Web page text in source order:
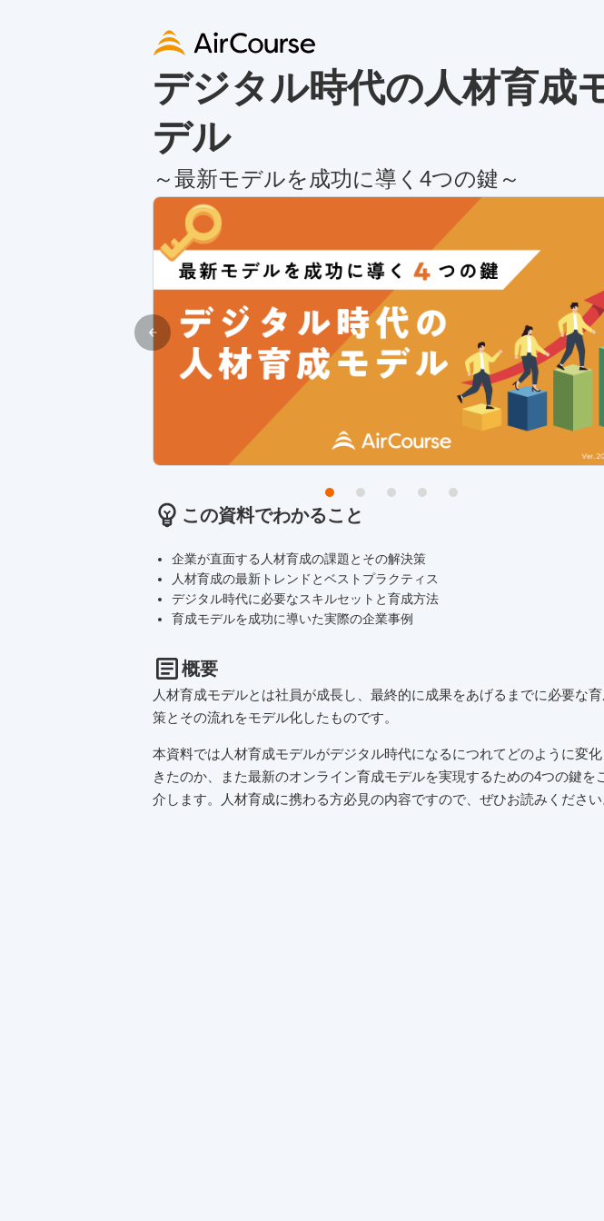
デジタル時代の人材育成
デル
～最新モデルを成功に導く4つの鍵～
この資料でわかること
企業が直面する人材育成の課題とその解決策
人材育成の最新トレンドとベストプラクティス
デジタル時代に必要なスキルセットと育成方法
育成モデルを成功に導いた実際の企業事例
概要
人材育成モデルとは社員が成長し、最終的に成果をあげるまでに必要な
策とその流れをモデル化したものです。
本資料では人材育成モデルがデジタル時代になるにつれてどのように変化
きたのか、また最新のオンライン育成モデルを実現するための4つの鍵を
介します。人材育成に携わる方必見の内容ですので、ぜひお読みください